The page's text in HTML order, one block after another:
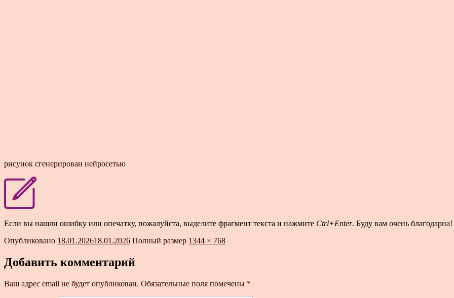
рисунок сгенерирован нейросетью
Если вы нашли ошибку или опечатку, пожалуйста, выделите фрагмент текста и нажмите Ctrl+Enter. Буду вам очень благодарна!
Опубликовано 18.01.202618.01.2026 Полный размер 1344 × 768
Добавить комментарий
Ваш адрес email не будет опубликован. Обязательные поля помечены *